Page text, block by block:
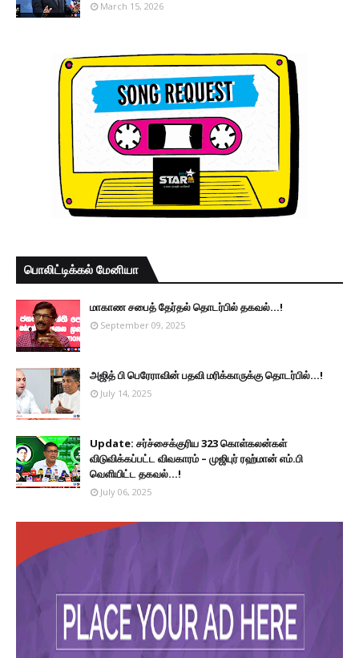
March 15, 2026
பொலிட்டிக்கல் மேனியா
மாகாண சபைத் தேர்தல் தொடர்பில் தகவல்...!
September 09, 2025
அஜித் பி பெரேராவின் பதவி மரிக்காருக்கு தொடர்பில்...!
July 14, 2025
Update: சர்ச்சைக்குரிய 323 கொள்கலன்கள்
விடுவிக்கப்பட்ட விவகாரம் – முஜிபுர் ரஹ்மான் எம்.பி
வெளியிட்ட தகவல்...!
July 06, 2025